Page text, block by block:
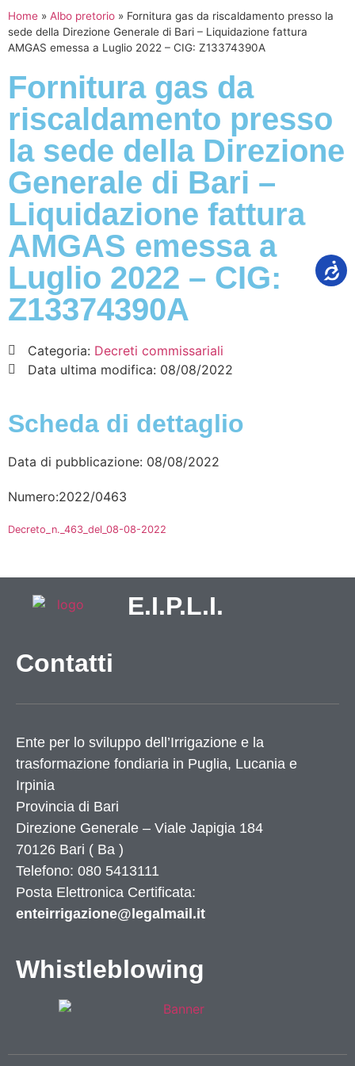
Home » Albo pretorio » Fornitura gas da riscaldamento presso la
sede della Direzione Generale di Bari – Liquidazione fattura
AMGAS emessa a Luglio 2022 – CIG: Z13374390A
Fornitura gas da
riscaldamento presso
la sede della Direzione
Generale di Bari –
Liquidazione fattura
AMGAS emessa a
Luglio 2022 – CIG:
Z13374390A
Categoria: Decreti commissariali
Data ultima modifica: 08/08/2022
Scheda di dettaglio
Data di pubblicazione: 08/08/2022
Numero:2022/0463
Decreto_n._463_del_08-08-2022
E.I.P.L.I.
Contatti
Ente per lo sviluppo dell’Irrigazione e la
trasformazione fondiaria in Puglia, Lucania e
Irpinia
Provincia di Bari
Direzione Generale – Viale Japigia 184
70126 Bari ( Ba )
Telefono: 080 5413111
Posta Elettronica Certificata:
enteirrigazione@legalmail.it
Whistleblowing